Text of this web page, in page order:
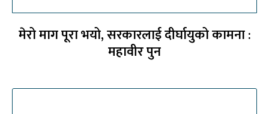
मेरो माग पूरा भयो, सरकारलाई दीर्घायुको कामना :
महावीर पुन